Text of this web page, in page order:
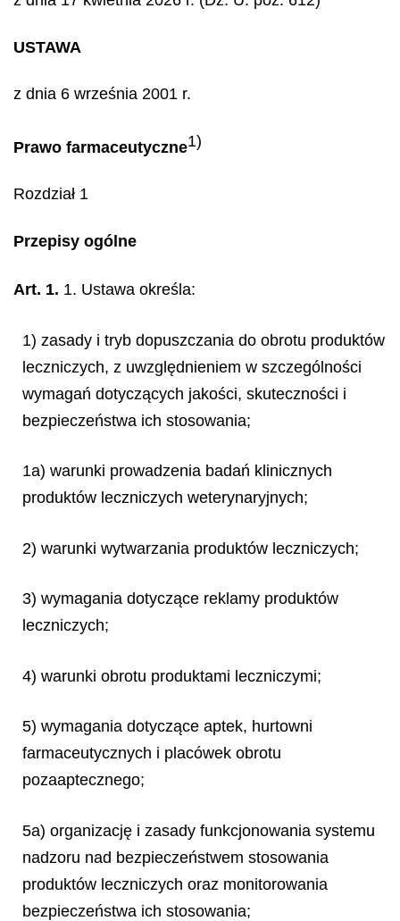
USTAWA
z dnia 6 września 2001 r.
Prawo farmaceutyczne1)
Rozdział 1
Przepisy ogólne
Art. 1. 1. Ustawa określa:
1) zasady i tryb dopuszczania do obrotu produktów
leczniczych, z uwzględnieniem w szczególności
wymagań dotyczących jakości, skuteczności i
bezpieczeństwa ich stosowania;
1a) warunki prowadzenia badań klinicznych
produktów leczniczych weterynaryjnych;
2) warunki wytwarzania produktów leczniczych;
3) wymagania dotyczące reklamy produktów
leczniczych;
4) warunki obrotu produktami leczniczymi;
5) wymagania dotyczące aptek, hurtowni
farmaceutycznych i placówek obrotu
pozaaptecznego;
5a) organizację i zasady funkcjonowania systemu
nadzoru nad bezpieczeństwem stosowania
produktów leczniczych oraz monitorowania
bezpieczeństwa ich stosowania;